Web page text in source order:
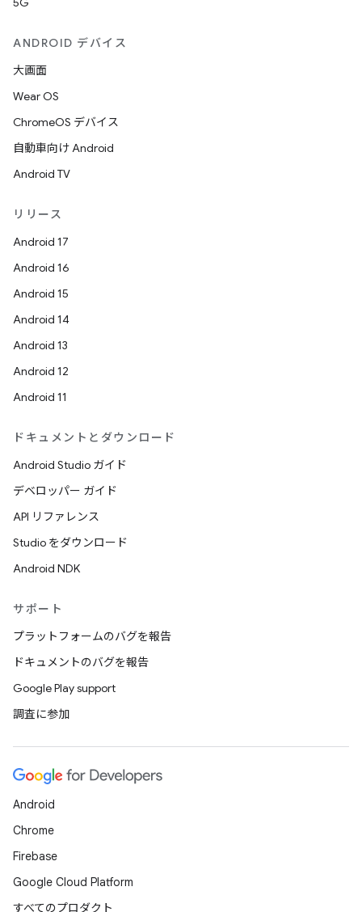
ANDROID デバイス
大画面
Wear OS
ChromeOS デバイス
自動車向け Android
Android TV
リリース
Android 17
Android 16
Android 15
Android 14
Android 13
Android 12
Android 11
ドキュメントとダウンロード
Android Studio ガイド
デベロッパー ガイド
API リファレンス
Studio をダウンロード
Android NDK
サポート
プラットフォームのバグを報告
ドキュメントのバグを報告
Google Play support
調査に参加
Android
Chrome
Firebase
Google Cloud Platform
すべてのプロダクト